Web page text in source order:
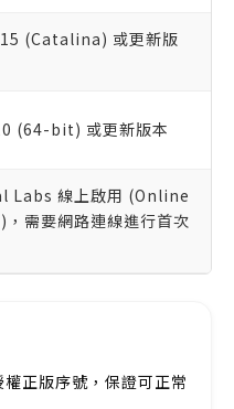
(Catalina) 或更新版
(64-bit) 或更新版本
Labs 線上啟用 (Online
需要網路連線進行首次
正版序號，保證可正常